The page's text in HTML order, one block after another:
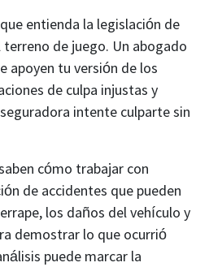
entienda la legislación de
terreno de juego. Un abogado
apoyen tu versión de los
de culpa injustas y
intente culparte sin
cómo trabajar con
de accidentes que pueden
los daños del vehículo y
demostrar lo que ocurrió
puede marcar la